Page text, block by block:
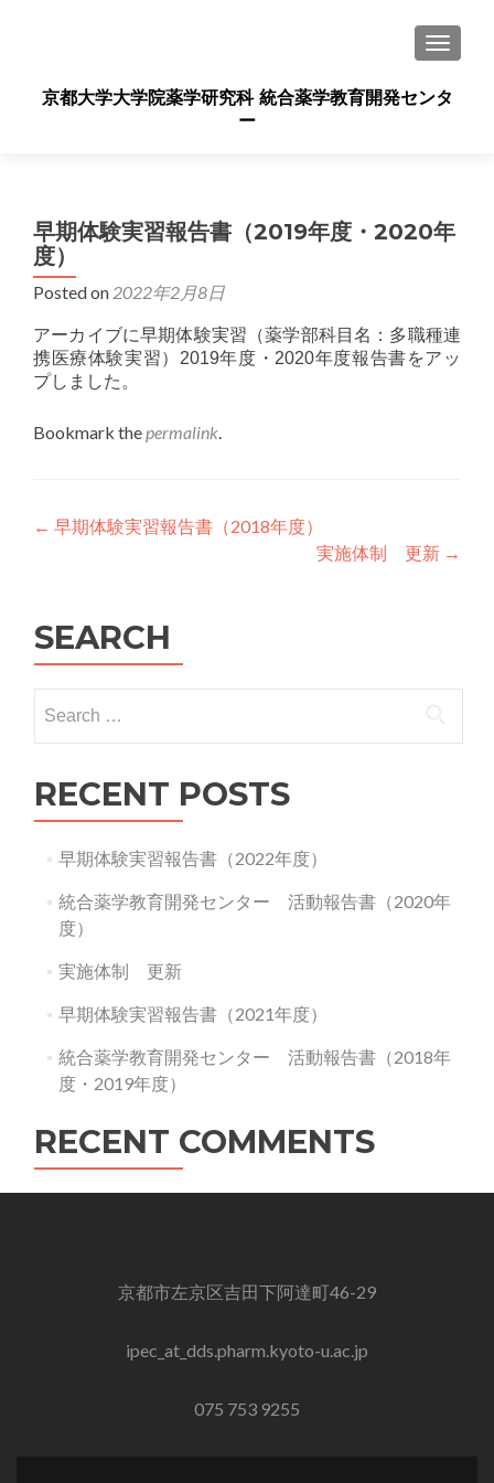
京都大学大学院薬学研究科 統合薬学教育開発センタ
ー
早期体験実習報告書（2019年度・2020年
度）
Posted on 2022年2月8日
アーカイブに早期体験実習（薬学部科目名：多職種連
携医療体験実習）2019年度・2020年度報告書をアッ
プしました。
Bookmark thepermalink.
Post
← 早期体験実習報告書（2018年度）
実施体制 更新 →
SEARCH
for:
RECENT POSTS
早期体験実習報告書（2022年度）
統合薬学教育開発センター 活動報告書（2020年
度）
実施体制 更新
早期体験実習報告書（2021年度）
統合薬学教育開発センター 活動報告書（2018年
度・2019年度）
RECENT COMMENTS
京都市左京区吉田下阿達町46-29
ipec_at_dds.pharm.kyoto-u.ac.jp
075 753 9255